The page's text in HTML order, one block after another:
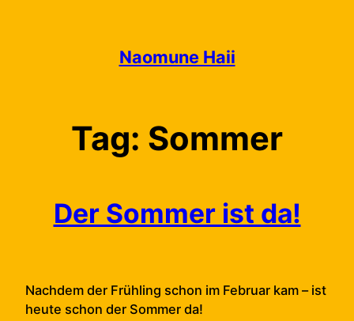
Naomune Haii
Tag: Sommer
Der Sommer ist da!
Nachdem der Frühling schon im Februar kam – ist
heute schon der Sommer da!